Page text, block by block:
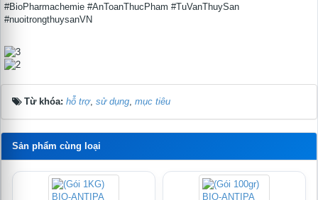
#BioPharmachemie #AnToanThucPham #TuVanThuySan
#nuoitrongthuysanVN
Từ khóa: hỗ trợ, sử dụng, mục tiêu
Sản phẩm cùng loại